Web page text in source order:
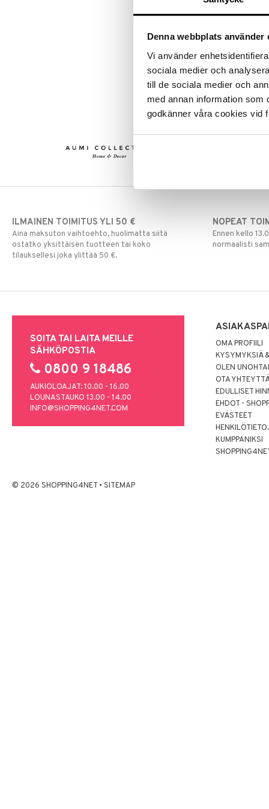
Denna webbplats använder
Vi använder
sociala medier och
till de sociala medier och
med annan information som
godkänner våra cookies vid
ILMAINEN TOIMITUS YLI 50 €
Aina maksuton vaihtoehto, huolimatta siitä
ostatko yksittäisen tuotteen tai koko
tilauksellesi joka ylittää 50 €.
NOPEAT
Ennen kello
normaalisti
SOITA TAI LAITA MEILLE
SÄHKÖPOSTIA
0800 9 18486
AUKIOLOAJAT: 10.00 - 16.00
LOUNASTAUKO 13.00 - 14.00
INFO@SHOPPING4NET.COM
OMA PROFIILI
KYSYMYKSIÄ
OLEN
OTA
EDULLISET
EHDOT -
EVÄSTEET
KUMPPANIKSI
© 2026 SHOPPING4NET • SITEMAP